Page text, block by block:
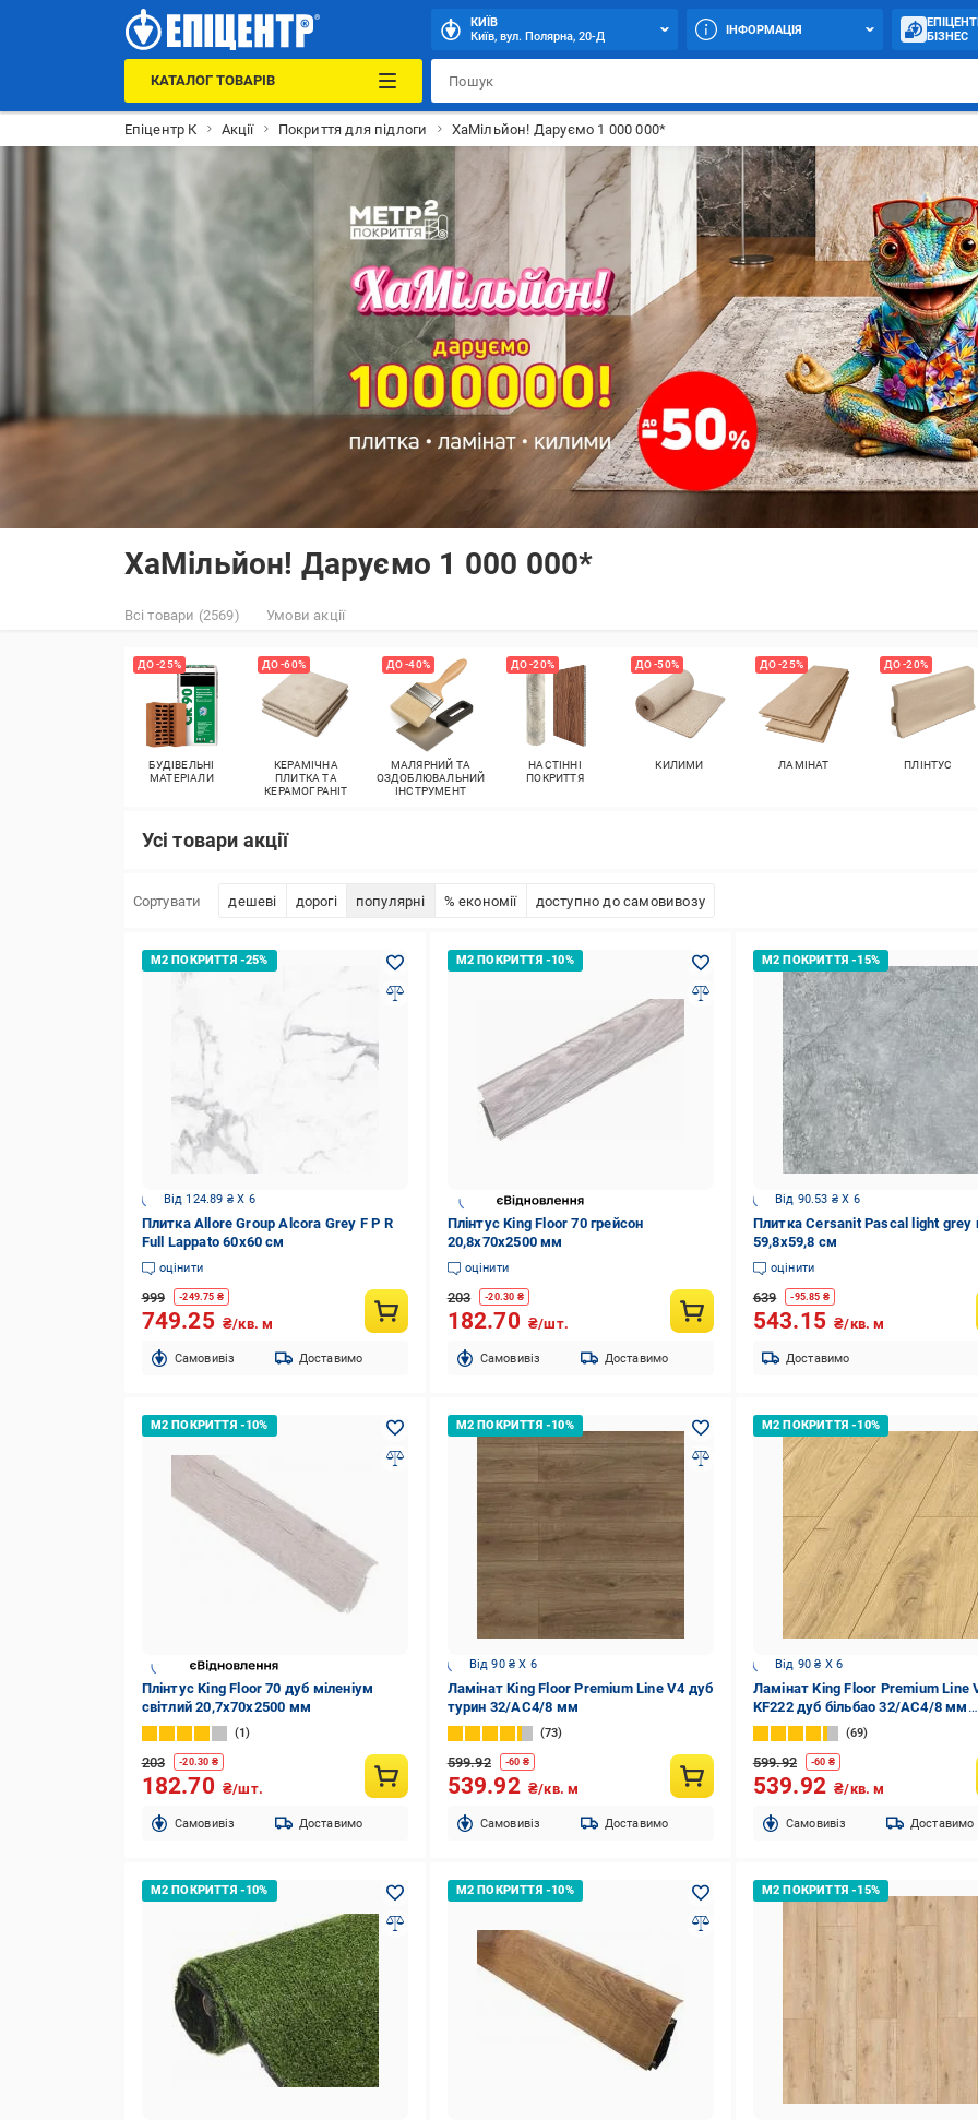
КИЇВ
Київ, вул. Полярна, 20-Д
ІНФОРМАЦІЯ
БІЗНЕС
КАТАЛОГ ТОВАРІВ
Епіцентр К Акції Покриття для підлоги ХаМільйон! Даруємо 1 000 000*
ХаМільйон! Даруємо 1 000 000*
Всі товари (2569) Умови акції
ДО -25%
БУДІВЕЛЬНІ
МАТЕРІАЛИ
ДО -60%
КЕРАМІЧНА
ПЛИТКА ТА
КЕРАМОГРАНІТ
ДО -40%
МАЛЯРНИЙ ТА
ОЗДОБЛЮВАЛЬНИЙ
ІНСТРУМЕНТ
ДО -20%
НАСТІННІ
ПОКРИТТЯ
ДО -50%
КИЛИМИ
ДО -25%
ЛАМІНАТ
ДО -20%
ПЛІНТУС
Усі товари акції
Сортувати дешеві дорогі популярні % економії доступно до самовивозу
Від 124.89 ₴ X 6
Плитка Allore Group Alcora Grey F P R
Full Lappato 60x60 см
оцінити
999 -249.75 ₴
749.25 ₴/кв. м
Cамовивіз Доставимо
Плінтус King Floor 70 грейсон
20,8x70x2500 мм
оцінити
203 -20.30 ₴
182.70 ₴/шт.
Cамовивіз Доставимо
Від 90.53 ₴ X 6
Плитка Cersanit Pascal light grey
59,8x59,8 см
оцінити
639 -95.85 ₴
543.15 ₴/кв. м
Доставимо
Плінтус King Floor 70 дуб міленіум
світлий 20,7x70x2500 мм
1
203 -20.30 ₴
182.70 ₴/шт.
Cамовивіз Доставимо
Від 90 ₴ X 6
Ламінат King Floor Premium Line V4 дуб
турин 32/АС4/8 мм
73
599.92 -60 ₴
539.92 ₴/кв. м
Cамовивіз Доставимо
Від 90 ₴ X 6
Ламінат King Floor Premium Line
KF222 дуб більбао 32/АС4/8 мм
(D50524)
69
599.92 -60 ₴
539.92 ₴/кв. м
Cамовивіз Доставимо